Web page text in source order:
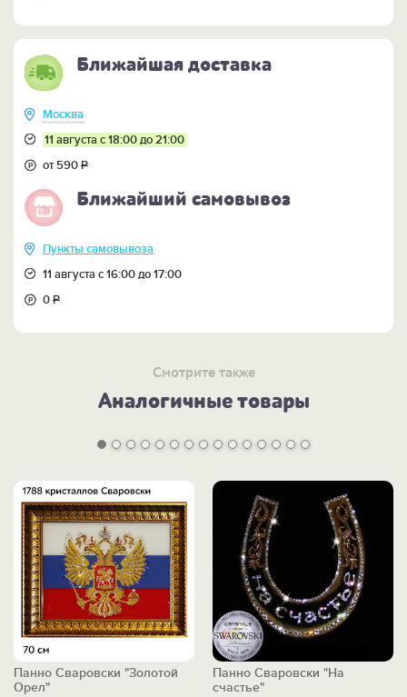
Ближайшая доставка
Москва
11 августа с 18:00 до 21:00
от 590Р
Ближайший самовывоз
Пункты самовывоза
11 августа с 16:00 до 17:00
0Р
Смотрите также
Аналогичные товары
Панно Сваровски "Золотой
Орел"
Панно Сваровски "На
счастье"